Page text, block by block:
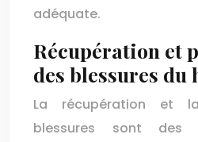
adéquate.
Récupération et
des blessures du
La récupération et
blessures sont des